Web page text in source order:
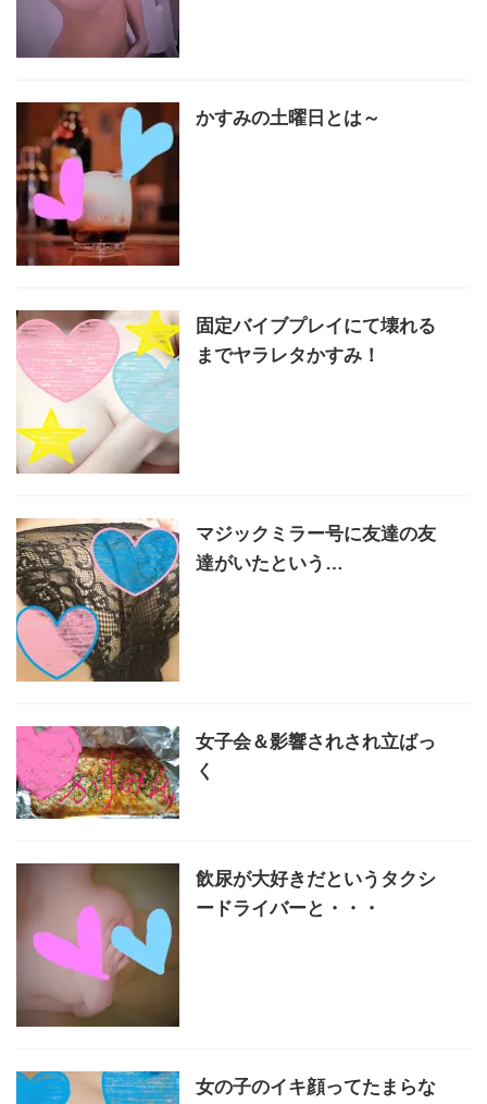
かすみの土曜日とは～
固定バイブプレイにて壊れる
までヤラレタかすみ！
マジックミラー号に友達の友
達がいたという…
女子会＆影響されされ立ばっ
く
飲尿が大好きだというタクシ
ードライバーと・・・
女の子のイキ顔ってたまらな